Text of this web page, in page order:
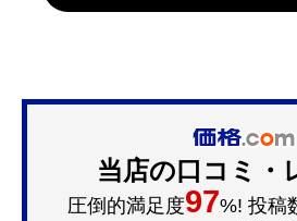
当店の口コミ・
圧倒的満足度97%! 投稿